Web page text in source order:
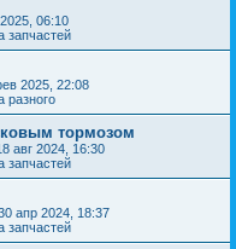
06:10
запчастей
2025, 22:08
разного
тормозом
авг 2024, 16:30
запчастей
апр 2024, 18:37
запчастей